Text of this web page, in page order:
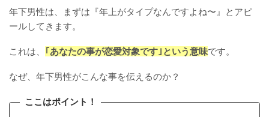
年下男性は、まずは『年上がタイプなんですよね〜』とアピ
ールしてきます。
これは、 ｢あなたの事が恋愛対象です｣という意味です。
なぜ、年下男性がこんな事を伝えるのか？
ここはポイント！